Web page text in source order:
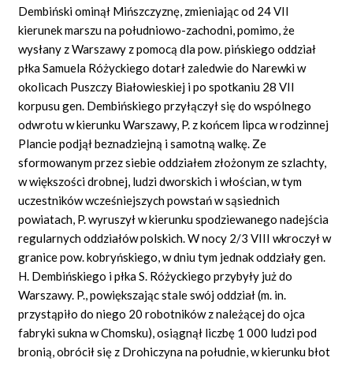
Dembiński ominął Mińszczyznę, zmieniając od 24 VII
kierunek marszu na południowo-zachodni, pomimo, że
wysłany z Warszawy z pomocą dla pow. pińskiego oddział
płka Samuela Różyckiego dotarł zaledwie do Narewki w
okolicach Puszczy Białowieskiej i po spotkaniu 28 VII
korpusu gen. Dembińskiego przyłączył się do wspólnego
odwrotu w kierunku Warszawy, P. z końcem lipca w rodzinnej
Plancie podjął beznadziejną i samotną walkę. Ze
sformowanym przez siebie oddziałem złożonym ze szlachty,
w większości drobnej, ludzi dworskich i włościan, w tym
uczestników wcześniejszych powstań w sąsiednich
powiatach, P. wyruszył w kierunku spodziewanego nadejścia
regularnych oddziałów polskich. W nocy 2/3 VIII wkroczył w
granice pow. kobryńskiego, w dniu tym jednak oddziały gen.
H. Dembińskiego i płka S. Różyckiego przybyły już do
Warszawy. P., powiększając stale swój oddział (m. in.
przystąpiło do niego 20 robotników z należącej do ojca
fabryki sukna w Chomsku), osiągnął liczbę 1 000 ludzi pod
bronią, obrócił się z Drohiczyna na południe, w kierunku błot